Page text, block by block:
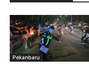
Pekanbaru